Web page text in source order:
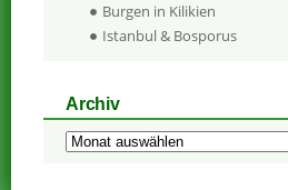
Burgen in Kilikien
Istanbul & Bosporus
Archiv
Archiv